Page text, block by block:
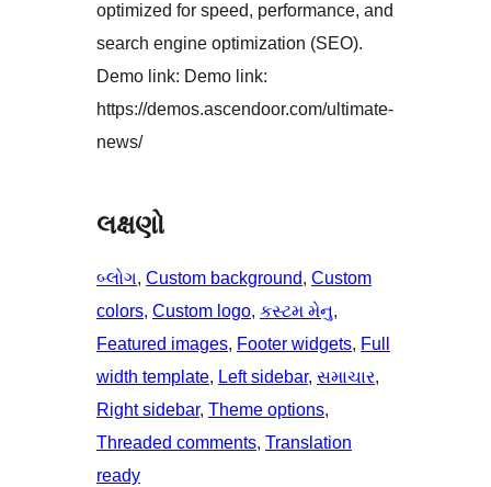
optimized for speed, performance, and
search engine optimization (SEO).
Demo link: Demo link:
https://demos.ascendoor.com/ultimate-
news/
લક્ષણો
બ્લોગ, Custom background, Custom
colors, Custom logo, કસ્ટમ મેનુ
Featured images, Footer widgets, Full
width template, Left sidebar, સમાચાર
Right sidebar, Theme options
Threaded comments, Translation
ready